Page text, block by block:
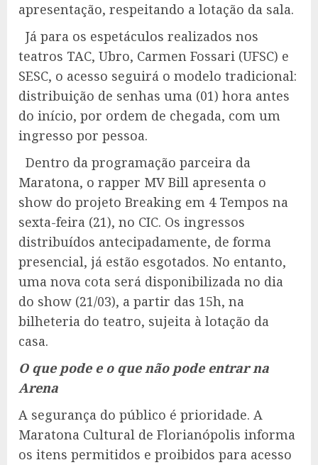
apresentação, respeitando a lotação da sala.
Já para os espetáculos realizados nos
teatros TAC, Ubro, Carmen Fossari (UFSC) e
SESC, o acesso seguirá o modelo tradicional:
distribuição de senhas uma (01) hora antes
do início, por ordem de chegada, com um
ingresso por pessoa.
Dentro da programação parceira da
Maratona, o rapper MV Bill apresenta o
show do projeto Breaking em 4 Tempos na
sexta-feira (21), no CIC. Os ingressos
distribuídos antecipadamente, de forma
presencial, já estão esgotados. No entanto,
uma nova cota será disponibilizada no dia
do show (21/03), a partir das 15h, na
bilheteria do teatro, sujeita à lotação da
casa.
O que pode e o que não pode entrar na
Arena
A segurança do público é prioridade. A
Maratona Cultural de Florianópolis informa
os itens permitidos e proibidos para acesso